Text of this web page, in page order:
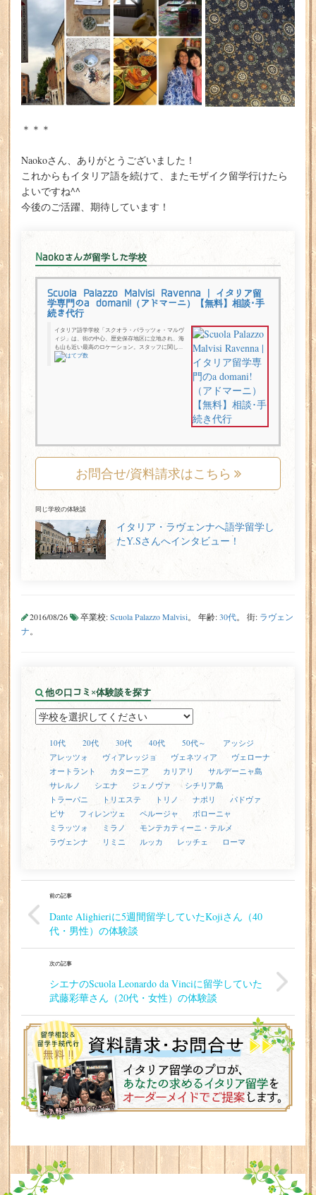
＊＊＊
Naokoさん、ありがとうございました！
これからもイタリア語を続けて、またモザイク留学行けたら
よいですね^^
今後のご活躍、期待しています！
Naokoさんが留学した学校
Scuola Palazzo Malvisi Ravenna | イタリア留
学専門のa domani!（アドマーニ）【無料】相談･手
続き代行
イタリア語学学校「スクオラ・パラッツォ・マルヴ
ィジ」は、街の中心、歴史保存地区に立地され、海
も山も近い最高のロケーション。スタッフに関し...
お問合せ/資料請求はこちら
同じ学校の体験談
イタリア・ラヴェンナへ語学留学し
たY.Sさんへインタビュー！
2016/08/26 卒業校:Scuola Palazzo Malvisi。 年齢:30代。 街: ラヴェン
ナ。
他の口コミ×体験談を探す
10代 20代 30代 40代 50代～
アッシジ
アレッツォ
ヴィアレッジョ ヴェネツィア
ヴェローナ
オートラント
カターニア カリアリ
サルデーニャ島
サレルノ
シエナ ジェノヴァ
シチリア島
トラーパニ
トリエステ トリノ ナポリ
パドヴァ
ピサ
フィレンツェ ペルージャ
ボローニャ
ミラッツォ
ミラノ
モンテカティーニ・テルメ
ラヴェンナ
リミニ ルッカ レッチェ ローマ
前の記事
Dante Alighieriに5週間留学していたKojiさん（40
代・男性）の体験談
次の記事
シエナのScuola Leonardo da Vinciに留学していた
武藤彩華さん（20代・女性）の体験談